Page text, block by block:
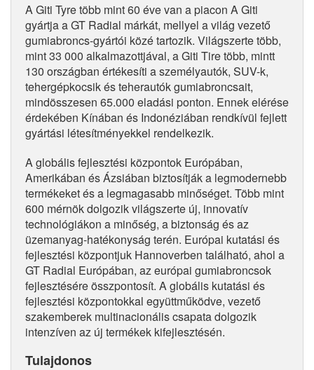
A Giti Tyre több mint 60 éve van a piacon A Giti
gyártja a GT Radial márkát, mellyel a világ vezető
gumiabroncs-gyártói közé tartozik. Világszerte több,
mint 33 000 alkalmazottjával, a Giti Tire több, mintt
130 országban értékesíti a személyautók, SUV-k,
tehergépkocsik és teherautók gumiabroncsait,
mindösszesen 65.000 eladási ponton. Ennek elérése
érdekében Kínában és Indonéziában rendkívül fejlett
gyártási létesítményekkel rendelkezik.
A globális fejlesztési központok Európában,
Amerikában és Ázsiában biztosítják a legmodernebb
termékeket és a legmagasabb minőséget. Több mint
600 mérnök dolgozik világszerte új, innovatív
technológiákon a minőség, a biztonság és az
üzemanyag-hatékonyság terén. Európai kutatási és
fejlesztési központjuk Hannoverben található, ahol a
GT Radial Európában, az európai gumiabroncsok
fejlesztésére összpontosít. A globális kutatási és
fejlesztési központokkal együttműködve, vezető
szakemberek multinacionális csapata dolgozik
intenzíven az új termékek kifejlesztésén.
Tulajdonos